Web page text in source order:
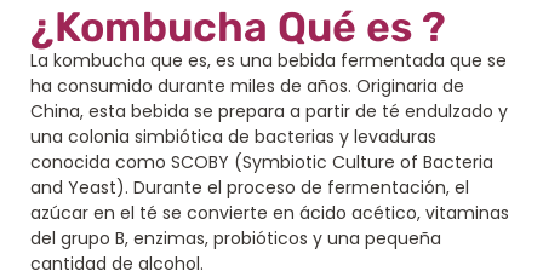
¿Kombucha Qué es ?
La kombucha que es, es una bebida fermentada que se
ha consumido durante miles de años. Originaria de
China, esta bebida se prepara a partir de té endulzado y
una colonia simbiótica de bacterias y levaduras
conocida como SCOBY (Symbiotic Culture of Bacteria
and Yeast). Durante el proceso de fermentación, el
azúcar en el té se convierte en ácido acético, vitaminas
del grupo B, enzimas, probióticos y una pequeña
cantidad de alcohol.